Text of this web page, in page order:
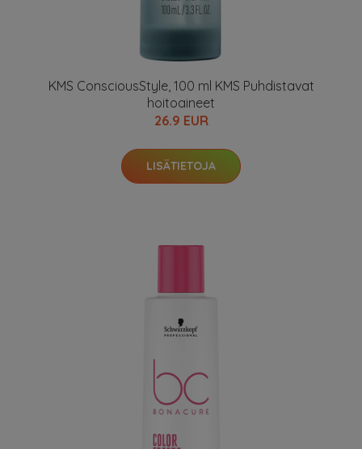
KMS ConsciousStyle, 100 ml KMS Puhdistavat
hoitoaineet
26.9 EUR
LISÄTIETOJA